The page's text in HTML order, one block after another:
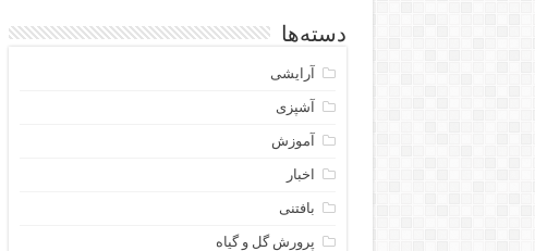
دسته‌ها
آرایشی
آشپزی
آموزش
اخبار
بافتنی
پرورش گل و گیاه